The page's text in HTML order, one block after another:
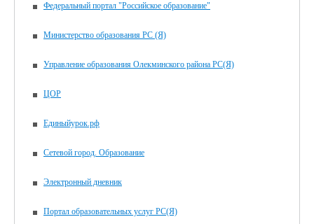
Федеральный портал "Российское образование"
Министерство образования РС (Я)
Управление образования Олекминского района РС(Я)
ЦОР
Единыйурок.рф
Сетевой город. Образование
Электронный дневник
Портал образовательных услуг РС(Я)